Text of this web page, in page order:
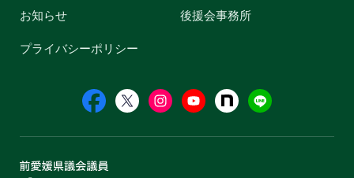
お知らせ 後援会事務所
プライバシーポリシー